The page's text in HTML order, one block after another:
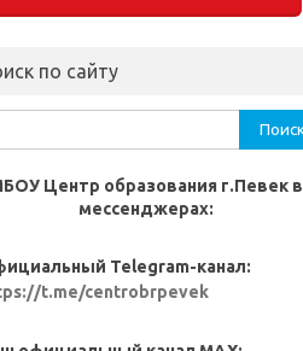
по сайту
Центр образования г.Певек в
мессенджерах:
Telegram-канал:
t.me/centrobrpevek